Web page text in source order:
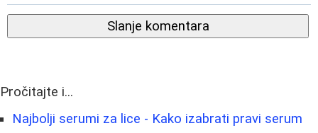
Slanje komentara
Pročitajte i...
Najbolji serumi za lice - Kako izabrati pravi serum